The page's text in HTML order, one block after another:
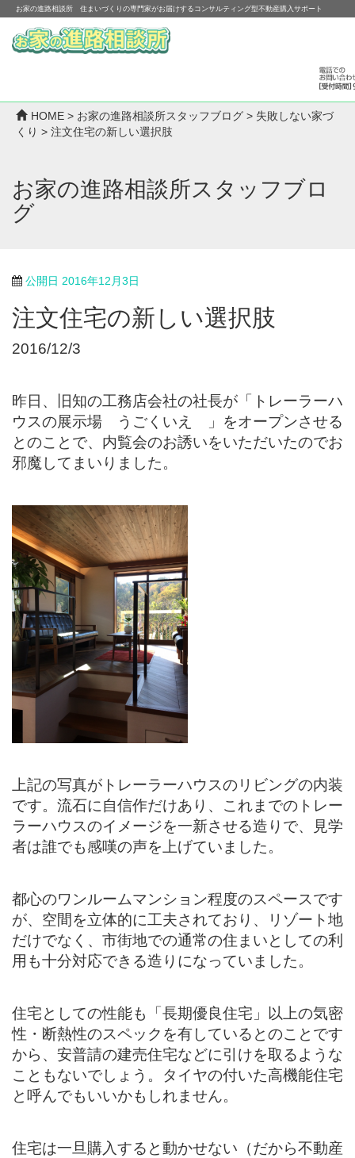
お家の進路相談所 住まいづくりの専門家がお届けするコンサルティング型不動産購入サポート
HOME > お家の進路相談所スタッフブログ > 失敗しない家づ
くり > 注文住宅の新しい選択肢
お家の進路相談所スタッフブロ
グ
公開日 2016年12月3日
注文住宅の新しい選択肢
2016/12/3
昨日、旧知の工務店会社の社長が「トレーラーハ
ウスの展示場 うごくいえ 」をオープンさせる
とのことで、内覧会のお誘いをいただいたのでお
邪魔してまいりました。
上記の写真がトレーラーハウスのリビングの内装
です。流石に自信作だけあり、これまでのトレー
ラーハウスのイメージを一新させる造りで、見学
者は誰でも感嘆の声を上げていました。
都心のワンルームマンション程度のスペースです
が、空間を立体的に工夫されており、リゾート地
だけでなく、市街地での通常の住まいとしての利
用も十分対応できる造りになっていました。
住宅としての性能も「長期優良住宅」以上の気密
性・断熱性のスペックを有しているとのことです
から、安普請の建売住宅などに引けを取るような
こともないでしょう。タイヤの付いた高機能住宅
と呼んでもいいかもしれません。
住宅は一旦購入すると動かせない（だから不動産